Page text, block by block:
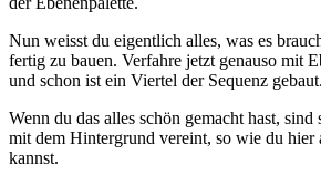
Nun weisst du eigentlich alles, was es
fertig zu bauen. Verfahre jetzt genauso mit
und schon ist ein Viertel der Sequenz gebaut.
Wenn du das alles schön gemacht hast, sind
mit dem Hintergrund vereint, so wie du hier
kannst.